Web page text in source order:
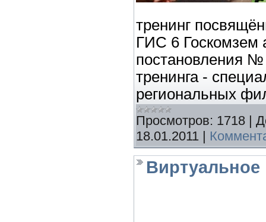
тренинг
ГИС 6 Госкомзем
постановления
тренинга -
региональных
Просмотров: 1718 |
18.01.2011 |
Виртуальное